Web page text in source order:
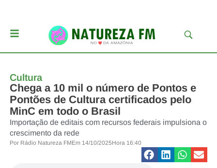
Cultura
Chega a 10 mil o número de Pontos e
Pontões de Cultura certificados pelo
MinC em todo o Brasil
Importação de editais com recursos federais impulsiona o
crescimento da rede
Por Rádio Natureza FMEm 14/10/2025Hora 16:40